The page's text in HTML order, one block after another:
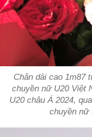
Chân dài cao 1m87
chuyền nữ U20 Việt
U20 châu Á 2024,
chuyền nữ